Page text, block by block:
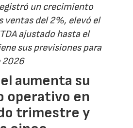
un crecimiento
ventas del 2%, elevó el
ajustado hasta el
sus previsiones para
2026
aumenta su
operativo en
trimestre y